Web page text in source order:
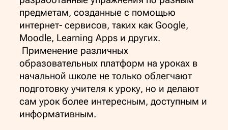
предметам, созданные с помощью
интернет- сервисов, таких как Google,
Moodle, Learning Apps и других.
Применение различных
образовательных платформ на уроках в
начальной школе не только облегчают
подготовку учителя к уроку, но и делают
сам урок более интересным, доступным и
информативным.